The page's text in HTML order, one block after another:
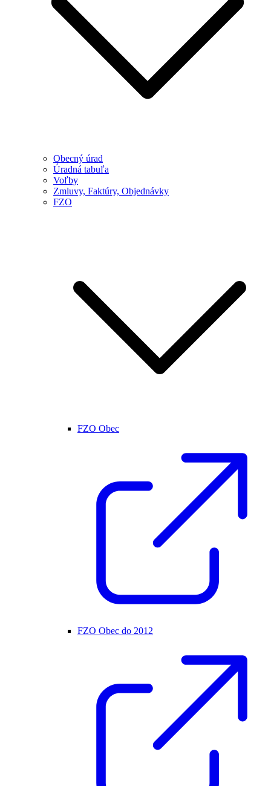
Obecný úrad
Úradná tabuľa
Voľby
Zmluvy, Faktúry, Objednávky
FZO
FZO Obec
FZO Obec do 2012